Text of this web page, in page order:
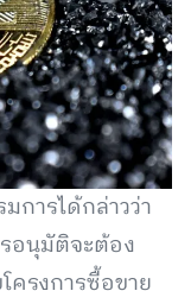
การได้กล่าวว่า
อนุมัติจะต้อง